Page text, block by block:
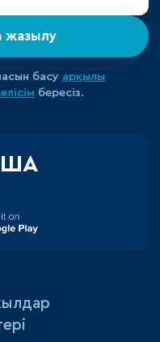
жазылу
басу арқылы
бересіз.